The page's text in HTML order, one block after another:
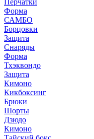
Перчатки
Форма
САМБО
Борцовки
Защита
Снаряды
Форма
Тхэквондо
Защита
Кимоно
Кикбоксинг
Брюки
Шорты
Дзюдо
Кимоно